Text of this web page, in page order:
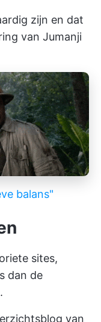
zijn en dat
van Jumanji
balans"
sites,
dan de
van